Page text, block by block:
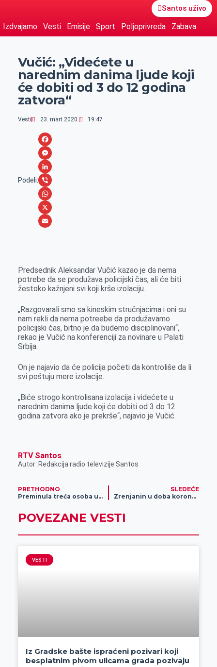
Santos uživo
Izdvajamo Vesti Emisije Sport Poljoprivreda Zabava
Vučić: „Videćete u
narednim danima ljude koji
će dobiti od 3 do 12 godina
zatvora“
Vesti 23. mart 2020. 19:47
Podeli:
F
a
c
e
b
o
M
e
s
s
e
r
L
i
n
k
n
V
i
b
W
h
A
p
X
i
l
Predsednik Aleksandar Vučić kazao je da nema
potrebe da se produžava policijski čas, ali će biti
žestoko kažnjeni svi koji krše izolaciju.
„Razgovarali smo sa kineskim stručnjacima i oni su
nam rekli da nema potreebe da produžavamo
policijski čas, bitno je da budemo disciplinovani“,
rekao je Vučić na konferenciji za novinare u Palati
Srbija.
On je najavio da će policija početi da kontroliše da li
svi poštuju mere izolacije.
„Biće strogo kontrolisana izolacija i videćete u
narednim danima ljude koji će dobiti od 3 do 12
godina zatvora ako je prekrše“, najavio je Vučić.
RTV Santos
Autor: Redakcija radio televizije Santos
PRETHODNO
Preminula treća osoba u Srbiji od koronavirusa
SLEDEĆE
Zrenjanin u doba koronavirusa – sedmi dan (FOTO)
POVEZANE VESTI
VESTI
Iz Gradske bašte ispraćeni pozivari koji
besplatnim pivom ulicama grada pozivaju